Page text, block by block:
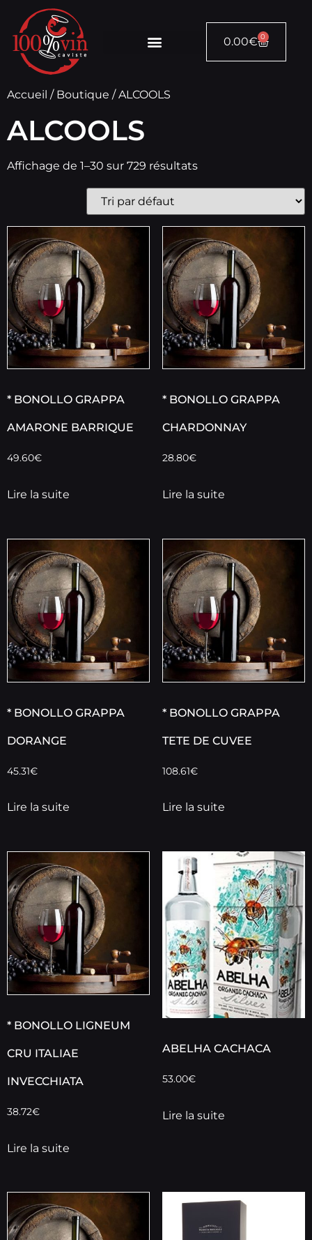
0.00€ 0
Accueil / Boutique / ALCOOLS
ALCOOLS
Affichage de 1–30 sur 729 résultats
* BONOLLO GRAPPA
AMARONE BARRIQUE
49.60€
Lire la suite
* BONOLLO GRAPPA
CHARDONNAY
28.80€
Lire la suite
* BONOLLO GRAPPA
DORANGE
45.31€
Lire la suite
* BONOLLO GRAPPA
TETE DE CUVEE
108.61€
Lire la suite
* BONOLLO LIGNEUM
CRU ITALIAE
INVECCHIATA
38.72€
Lire la suite
ABELHA CACHACA
53.00€
Lire la suite